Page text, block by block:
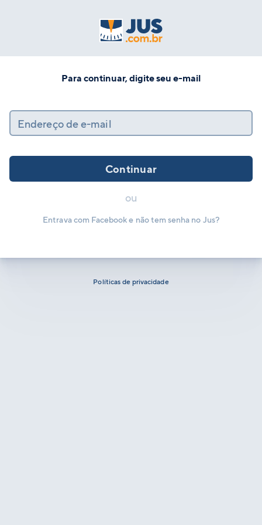
Para continuar, digite seu e-mail
Endereço de e-mail
Continuar
ou
Entrava com Facebook e não tem senha no Jus?
Políticas de privacidade